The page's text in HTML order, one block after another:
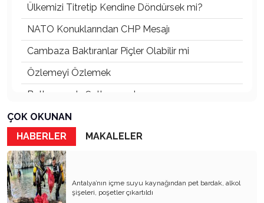
Ülkemizi Titretip Kendine Döndürsek mi?
NATO Konuklarından CHP Mesajı
Cambaza Baktıranlar Piçler Olabilir mi
Özlemeyi Özlemek
Butlanınız da Şutlanınız da
Yaşananların Vebali Kim
Siyasetin Kökleri Köklerin Siyaseti
Nereye CHP Nereye
Öf Öf de Öf Öf
ÇOK OKUNAN
HABERLER
MAKALELER
Antalya’nın içme suyu kaynağından pet bardak, alkol
şişeleri, poşetler çıkartıldı